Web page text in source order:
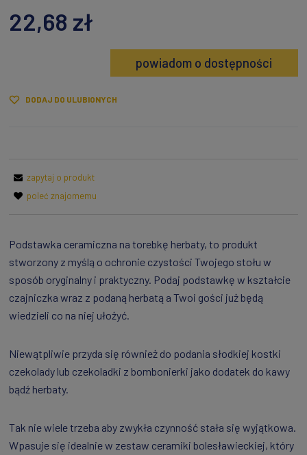
22,68 zł
powiadom o dostępności
DODAJ DO ULUBIONYCH
zapytaj o produkt
poleć znajomemu
Podstawka ceramiczna na torebkę herbaty, to produkt
stworzony z myślą o ochronie czystości Twojego stołu w
sposób oryginalny i praktyczny. Podaj podstawkę w kształcie
czajniczka wraz z podaną herbatą a Twoi gości już będą
wiedzieli co na niej ułożyć.
Niewątpliwie przyda się również do podania słodkiej kostki
czekolady lub czekoladki z bombonierki jako dodatek do kawy
bądź herbaty.
Tak nie wiele trzeba aby zwykła czynność stała się wyjątkowa.
Wpasuje się idealnie w zestaw ceramiki bolesławieckiej, który